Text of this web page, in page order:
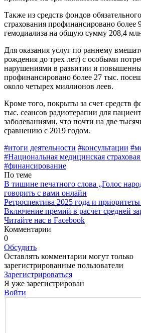
Также из средств фондов
страхования профинансировано более
гемодиализа на общую сумму 208,4
Для оказания услуг по раннему
рождения до трех лет) с особыми
нарушениями в развитии и
профинансировано более 27 тыс.
около четырех миллионов леев.
Кроме того, покрыты за счет средств
тыс. сеансов радиотерапии для
заболеваниями, что почти на две
сравнению с 2019 годом.
#итоги деятель­ности #консультации
#Нацио­нальная медицинская
#финансирование
По теме
В тишине печатного слова „Голос
говорить с вами онлайн
Ретроспектива 2025 года и
Включение премий в расчет средней
Читайте нас в Facebook
Комментарии
0
Обсудить
Оставлять комментарии могут только
зарегистрированные пользователи
Зарегистрироваться
Я уже зарегистрирован
Войти